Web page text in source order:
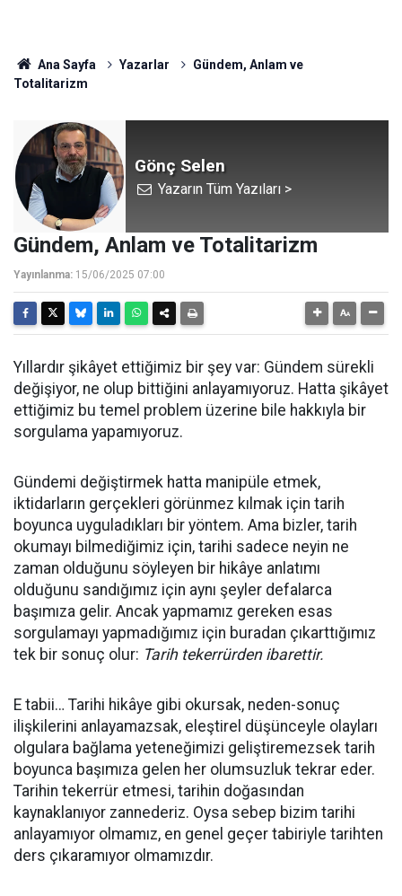
Ana Sayfa Yazarlar
Gündem, Anlam ve
Totalitarizm
Gönç Selen
Yazarın Tüm Yazıları >
Gündem, Anlam ve Totalitarizm
Yayınlanma: 15/06/2025 07:00
Yıllardır şikâyet ettiğimiz bir şey var: Gündem sürekli
değişiyor, ne olup bittiğini anlayamıyoruz. Hatta şikâyet
ettiğimiz bu temel problem üzerine bile hakkıyla bir
sorgulama yapamıyoruz.
Gündemi değiştirmek hatta manipüle etmek,
iktidarların gerçekleri görünmez kılmak için tarih
boyunca uyguladıkları bir yöntem. Ama bizler, tarih
okumayı bilmediğimiz için, tarihi sadece neyin ne
zaman olduğunu söyleyen bir hikâye anlatımı
olduğunu sandığımız için aynı şeyler defalarca
başımıza gelir. Ancak yapmamız gereken esas
sorgulamayı yapmadığımız için buradan çıkarttığımız
tek bir sonuç olur: Tarih tekerrürden ibarettir.
E tabii… Tarihi hikâye gibi okursak, neden-sonuç
ilişkilerini anlayamazsak, eleştirel düşünceyle olayları
olgulara bağlama yeteneğimizi geliştiremezsek tarih
boyunca başımıza gelen her olumsuzluk tekrar eder.
Tarihin tekerrür etmesi, tarihin doğasından
kaynaklanıyor zannederiz. Oysa sebep bizim tarihi
anlayamıyor olmamız, en genel geçer tabiriyle tarihten
ders çıkaramıyor olmamızdır.